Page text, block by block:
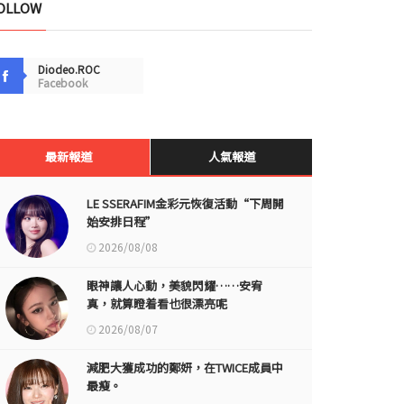
Diodeo.ROC
Facebook
最新報道 人氣報道
LE SSERAFIM金彩元恢復活動“下周開
始安排日程”
2026/08/08
眼神讓人心動，美貌閃耀……安宥
真，就算瞪着看也很漂亮呢
2026/08/07
減肥大獲成功的鄭妍，在TWICE成員中
最瘦。